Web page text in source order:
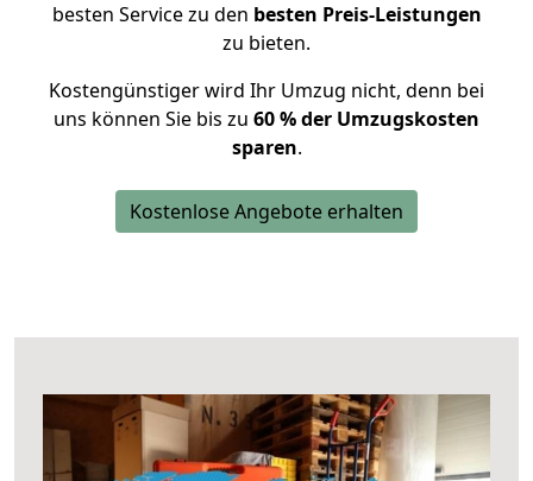
besten Service zu den besten Preis-Leistungen
zu bieten.
Kostengünstiger wird Ihr Umzug nicht, denn bei
uns können Sie bis zu 60 % der Umzugskosten
sparen.
Kostenlose Angebote erhalten